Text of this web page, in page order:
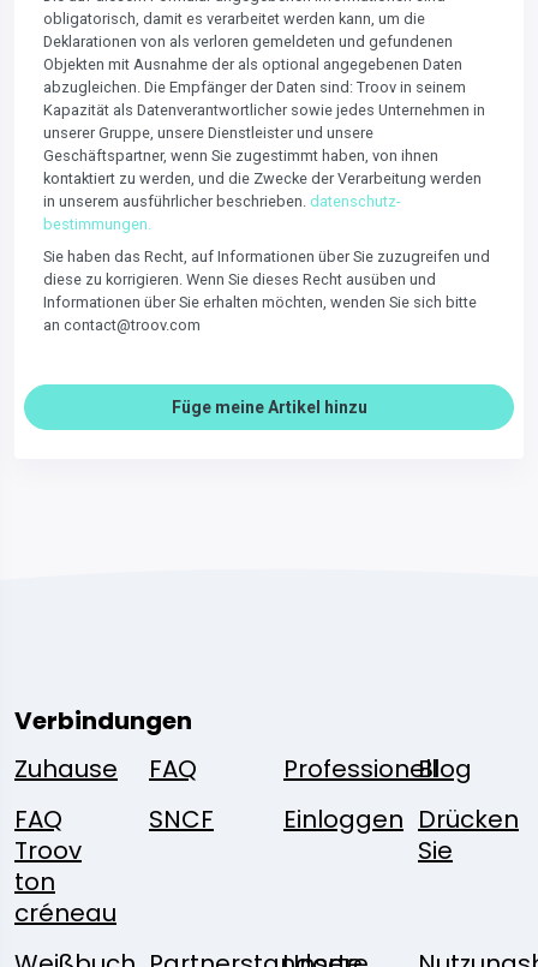
obligatorisch, damit es verarbeitet werden kann, um die
Deklarationen von als verloren gemeldeten und gefundenen
Objekten mit Ausnahme der als optional angegebenen Daten
abzugleichen. Die Empfänger der Daten sind: Troov in seinem
Kapazität als Datenverantwortlicher sowie jedes Unternehmen in
unserer Gruppe, unsere Dienstleister und unsere
Geschäftspartner, wenn Sie zugestimmt haben, von ihnen
kontaktiert zu werden, und die Zwecke der Verarbeitung werden
in unserem ausführlicher beschrieben. datenschutz-
bestimmungen.
Sie haben das Recht, auf Informationen über Sie zuzugreifen und
diese zu korrigieren. Wenn Sie dieses Recht ausüben und
Informationen über Sie erhalten möchten, wenden Sie sich bitte
an contact@troov.com
Füge meine Artikel hinzu
Verbindungen
Zuhause
FAQ ProfessionellBlog
FAQ
Troov
ton
créneau
SNCF Einloggen Drücken
Sie